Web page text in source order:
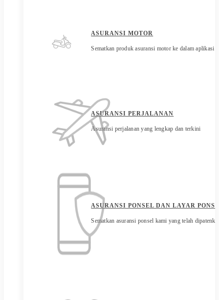
ASURANSI MOTOR
Sematkan produk asuransi motor ke dalam aplikasi
ASURANSI PERJALANAN
Asuransi perjalanan yang lengkap dan terkini
ASURANSI PONSEL DAN LAYAR
Sematkan asuransi ponsel kami yang telah